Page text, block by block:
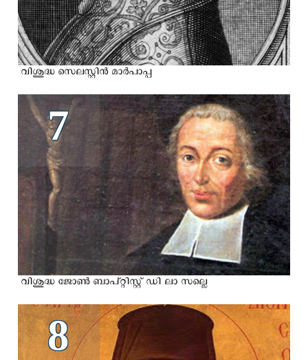
വിശുദ്ധ സെലസ്റ്റിന്‍ മാര്‍പാപ്പ
7
വിശുദ്ധ ജോണ്‍ ബാപ്റ്റിസ്റ്റ് ഡി ലാ സല്ലെ
8